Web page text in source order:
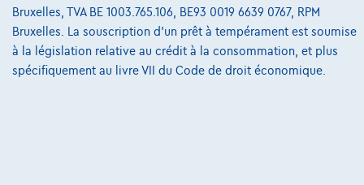
Bruxelles, TVA BE 1003.765.106, BE93 0019 6639 0767, RPM
Bruxelles. La souscription d'un prêt à tempérament est soumise
à la législation relative au crédit à la consommation, et plus
spécifiquement au livre VII du Code de droit économique.
@2024 TCS Mobility SA/NV Copyright
Conditions Générales